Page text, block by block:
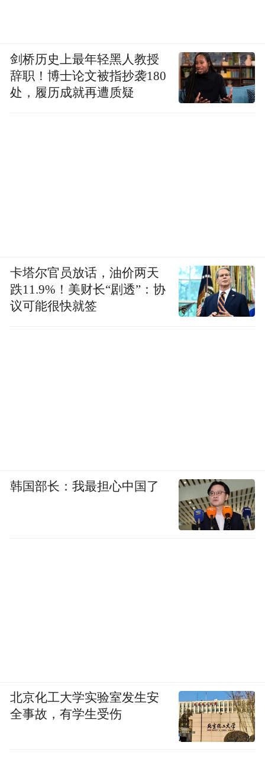
剑桥历史上最年轻黑人教授
辞职！博士论文被指抄袭180
处，履历成就再遭质疑
卡塔尔官员放话，油价两天
跌11.9%！美财长“剧透”：协
议可能很快就签
韩国部长：我最担心中国了
北京化工大学实验室发生安
全事故，有学生受伤